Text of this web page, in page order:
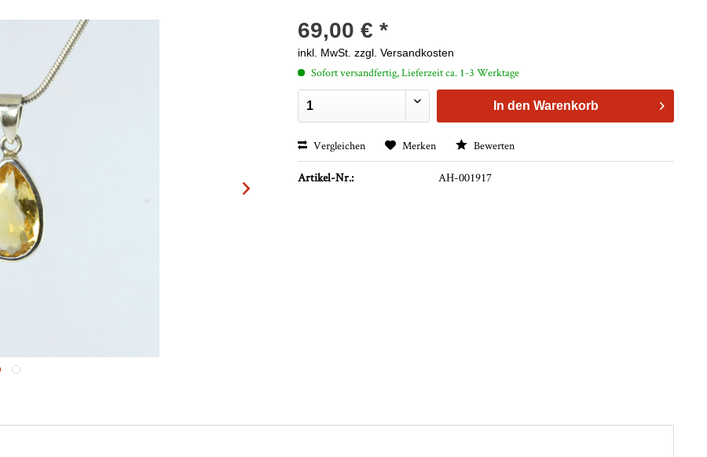
69,00 € *
inkl. MwSt.zzgl. Versandkosten
Sofort versandfertig, Lieferzeit ca. 1-3 Werktage
In den Warenkorb
Vergleichen Merken Bewerten
Artikel-Nr.: AH-001917